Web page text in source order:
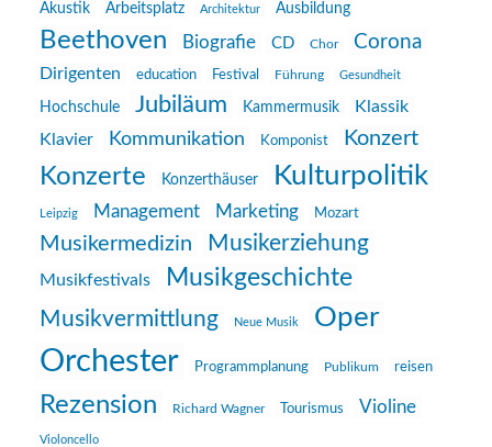
Akustik Arbeitsplatz Architektur Ausbildung
Beethoven Biografie CD Chor Corona
Dirigenten education Festival Führung Gesundheit
Hochschule Jubiläum Kammermusik
Klassik
Klavier
Kommunikation Komponist Konzert
Konzerte Konzerthäuser Kulturpolitik
Leipzig Management Marketing Mozart
Musikermedizin Musikerziehung
Musikfestivals Musikgeschichte
Musikvermittlung Neue Musik Oper
Orchester Programmplanung Publikum reisen
Rezension Richard Wagner Tourismus Violine
Violoncello